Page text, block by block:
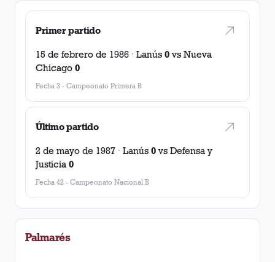
Primer partido
15 de febrero de 1986 · Lanús 0vs Nueva
Chicago 0
Fecha 3 - Campeonato Primera B
Último partido
2 de mayo de 1987 · Lanús 0vs Defensa y
Justicia 0
Fecha 42 - Campeonato Nacional B
Palmarés